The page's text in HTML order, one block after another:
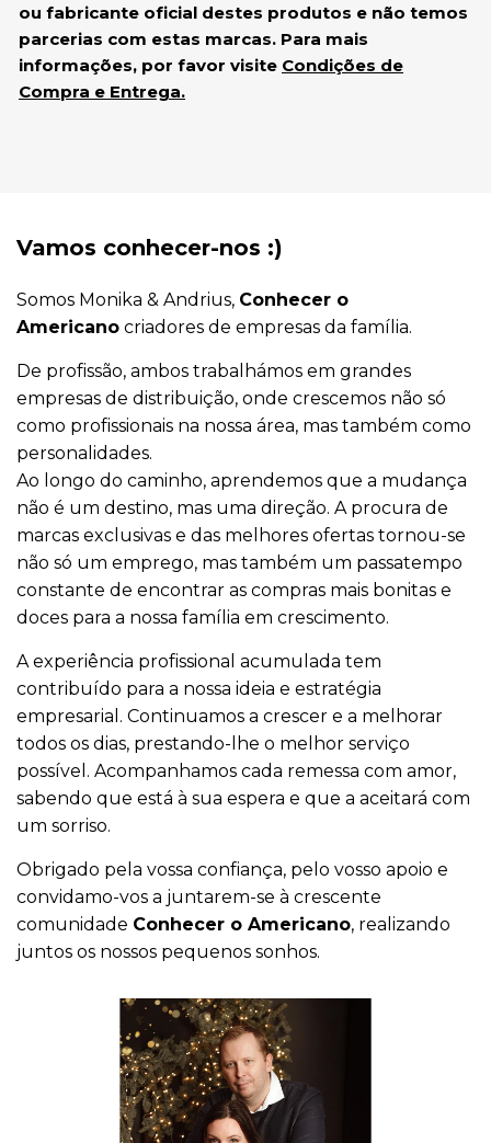
ou fabricante oficial destes produtos e não temos
parcerias com estas marcas. Para mais
informações, por favor visite Condições de
Compra e Entrega.
Vamos conhecer-nos :)
Somos Monika & Andrius, Conhecer o
Americano criadores de empresas da família.
De profissão, ambos trabalhámos em grandes
empresas de distribuição, onde crescemos não só
como profissionais na nossa área, mas também como
personalidades.
Ao longo do caminho, aprendemos que a mudança
não é um destino, mas uma direção. A procura de
marcas exclusivas e das melhores ofertas tornou-se
não só um emprego, mas também um passatempo
constante de encontrar as compras mais bonitas e
doces para a nossa família em crescimento.
A experiência profissional acumulada tem
contribuído para a nossa ideia e estratégia
empresarial. Continuamos a crescer e a melhorar
todos os dias, prestando-lhe o melhor serviço
possível. Acompanhamos cada remessa com amor,
sabendo que está à sua espera e que a aceitará com
um sorriso.
Obrigado pela vossa confiança, pelo vosso apoio e
convidamo-vos a juntarem-se à crescente
comunidade Conhecer o Americano, realizando
juntos os nossos pequenos sonhos.